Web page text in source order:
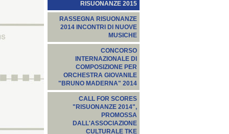
RISUONANZE 2015
RASSEGNA RISUONANZE
2014 INCONTRI DI NUOVE
MUSICHE
CONCORSO
INTERNAZIONALE DI
COMPOSIZIONE PER
ORCHESTRA GIOVANILE
"BRUNO MADERNA" 2014
CALL FOR SCORES
"RISUONANZE 2014",
PROMOSSA
DALL'ASSOCIAZIONE
CULTURALE TKE